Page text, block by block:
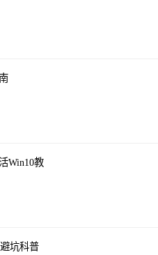
Win10教
坑科普